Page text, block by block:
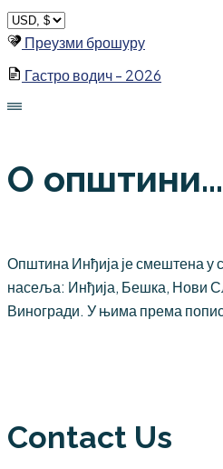
Skip
to
content
Преузми брошуру
Гастро водич - 2026
О општини...
Општина Инђија је смештена у
насеља: Инђија, Бешка, Нови
Виногради. У њима према
Contact Us